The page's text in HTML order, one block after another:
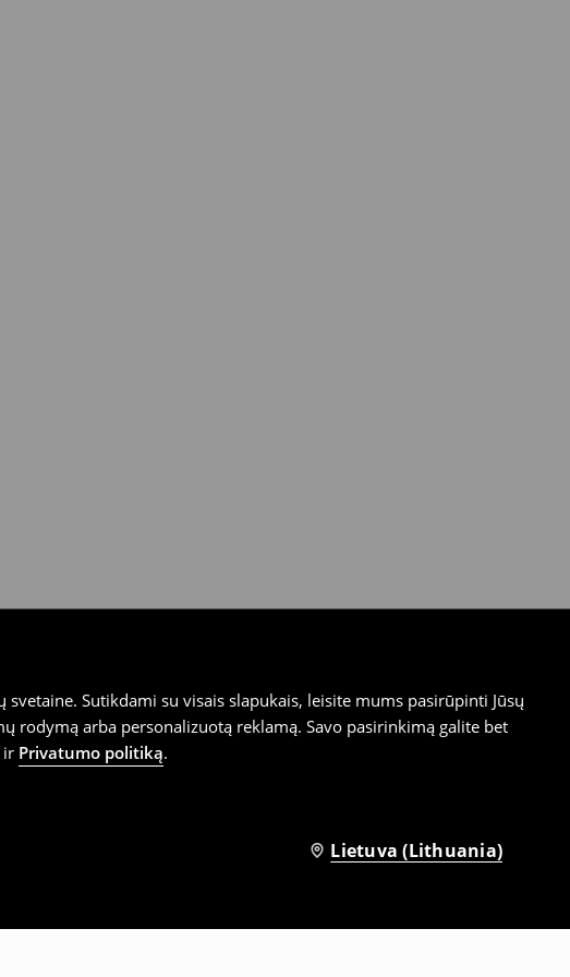
Sutikdami su visais slapukais, leisite mums pasirūpinti Jūsų
rodymą arba personalizuotą reklamą. Savo pasirinkimą galite bet
ir Privatumo politiką.
Lietuva (Lithuania)